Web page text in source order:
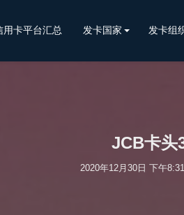
用卡平台汇总 发卡国家 发卡组
JCB卡头
2020年12月30日 下午8:31